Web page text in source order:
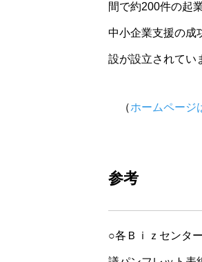
間で約200件の起
中小企業支援の成
設が設立されてい
（ホームページ
参考
○各Ｂｉｚセンタ